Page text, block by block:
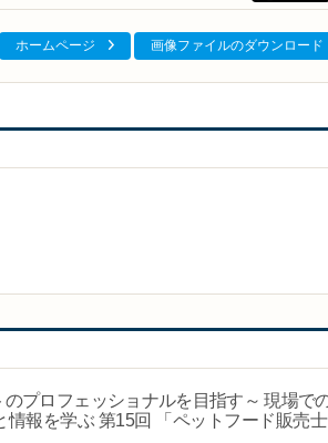
ホームページ 画像ファイルのダウンロード
プロフェッショナルを目指す～ 現場で
報を学ぶ 第15回 「ペットフード販売士